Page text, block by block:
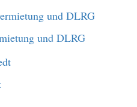
und DLRG